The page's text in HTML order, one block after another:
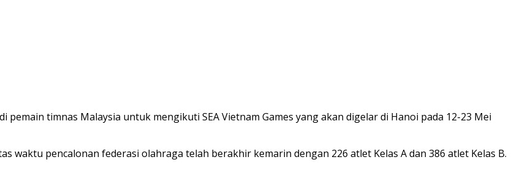
pemain timnas Malaysia untuk mengikuti SEA Vietnam Games yang akan digelar di Hanoi pada 12-23 Mei
waktu pencalonan federasi olahraga telah berakhir kemarin dengan 226 atlet Kelas A dan 386 atlet Kelas B.